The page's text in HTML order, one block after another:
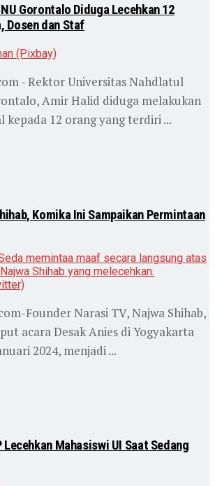
Gorontalo Diduga Lecehkan 12
Dosen dan Staf
- Rektor Universitas Nahdlatul
Amir Halid diduga melakukan
kepada 12 orang yang terdiri ...
Komika Ini Sampaikan Permintaan
Founder Narasi TV, Najwa Shihab,
acara Desak Anies di Yogyakarta
2024, menjadi ...
Mahasiswi UI Saat Sedang